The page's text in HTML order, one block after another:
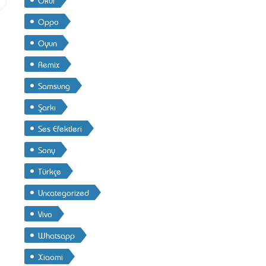
Oppo
Oyun
Remix
Samsung
Şarkı
Ses Efektleri
Sony
Türkçe
Uncategorized
Vivo
Whatsapp
Xiaomi